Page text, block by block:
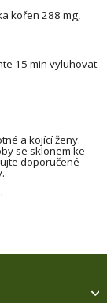
kořen 288 mg,
15 min vyluhovat.
a kojící ženy.
se sklonem ke
doporučené